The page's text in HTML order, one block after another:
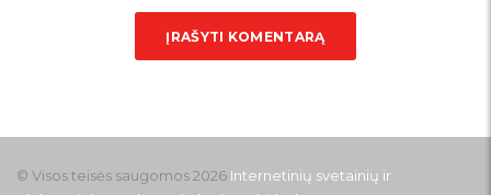
© Visos teisės saugomos 2026 Internetinių svetainių ir